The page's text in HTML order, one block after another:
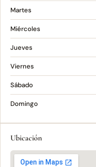
Martes
Miércoles
Jueves
Viernes
Sábado
Domingo
Ubicación